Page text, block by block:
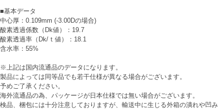
■基本データ
中心厚：0.109mm (-3.00Dの場合)
酸素透過係数（Dk値）：19.7
酸素透過率（Dk/ｔ値）：18.1
含水率：55%
※上記は国内流通品のデータになります。
製品によっては同等品でも若干仕様が異なる場合がございます。
予めご了承ください。
海外流通品の為、パッケージが日本仕様では無い場合がございます。
検品、梱包には十分注意しておりますが、輸送中に生じる外箱の潰れや凹み